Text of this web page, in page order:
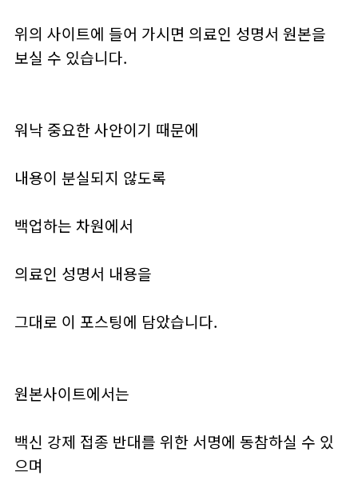
위의 사이트에 들어 가시면 의료인 성명서 원본을
보실 수 있습니다.
워낙 중요한 사안이기 때문에
내용이 분실되지 않도록
백업하는 차원에서
의료인 성명서 내용을
그대로 이 포스팅에 담았습니다.
원본사이트에서는
백신 강제 접종 반대를 위한 서명에 동참하실 수 있
으며